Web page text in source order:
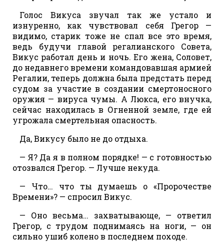
Голос Викуса звучал так же устало и
изнуренно, как чувствовал себя Грегор —
видимо, старик тоже не спал все это время,
ведь будучи главой регалианского Совета,
Викус работал день и ночь. Его жена, Соловет,
до недавнего времени командовавшая армией
Регалии, теперь должна была предстать перед
судом за участие в создании смертоносного
оружия — вируса чумы. А Люкса, его внучка,
сейчас находилась в Огненной земле, где ей
угрожала смертельная опасность.
Да, Викусу было не до отдыха.
— Я? Да я в полном порядке! — с готовностью
отозвался Грегор. — Лучше некуда.
— Что… что ты думаешь о «Пророчестве
Времени»? — спросил Викус.
— Оно весьма… захватывающе, — ответил
Грегор, с трудом поднимаясь на ноги, — он
сильно ушиб колено в последнем походе.